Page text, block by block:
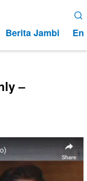
Berita Jambi
–